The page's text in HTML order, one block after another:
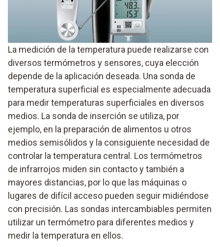
La medición de la temperatura puede realizarse con
diversos termómetros y sensores, cuya elección
depende de la aplicación deseada. Una sonda de
temperatura superficial es especialmente adecuada
para medir temperaturas superficiales en diversos
medios. La sonda de inserción se utiliza, por
ejemplo, en la preparación de alimentos u otros
medios semisólidos y la consiguiente necesidad de
controlar la temperatura central. Los termómetros
de infrarrojos miden sin contacto y también a
mayores distancias, por lo que las máquinas o
lugares de difícil acceso pueden seguir midiéndose
con precisión. Las sondas intercambiables permiten
utilizar un termómetro para diferentes medios y
medir la temperatura en ellos.